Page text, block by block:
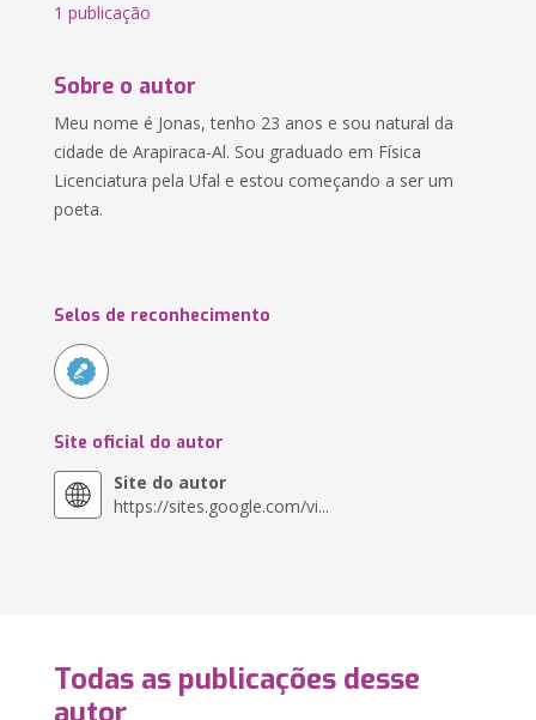
1 publicação
Sobre o autor
Meu nome é Jonas, tenho 23 anos e sou natural da
cidade de Arapiraca-Al. Sou graduado em Física
Licenciatura pela Ufal e estou começando a ser um
poeta.
Selos de reconhecimento
Site oficial do autor
Site do autor
https://sites.google.com/vi...
Todas as publicações desse